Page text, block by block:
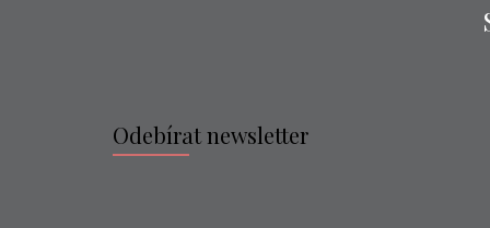
Odebírat newsletter